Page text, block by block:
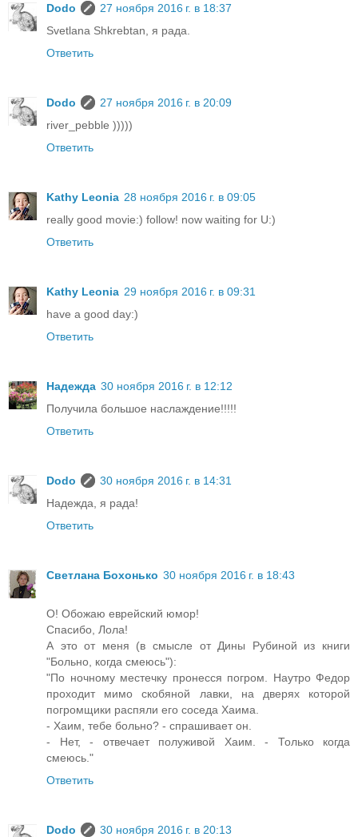
Dodo
27 ноября 2016 г. в 18:37
Svetlana Shkrebtan, я рада.
Ответить
Dodo
27 ноября 2016 г. в 20:09
river_pebble )))))
Ответить
Kathy Leonia 28 ноября 2016 г. в 09:05
really good movie:) follow! now waiting for U:)
Ответить
Kathy Leonia 29 ноября 2016 г. в 09:31
have a good day:)
Ответить
Надежда 30 ноября 2016 г. в 12:12
Получила большое наслаждение!!!!!
Ответить
Dodo
30 ноября 2016 г. в 14:31
Надежда, я рада!
Ответить
Светлана Бохонько 30 ноября 2016 г. в 18:43
О! Обожаю еврейский юмор!
Спасибо, Лола!
А это от меня (в смысле от Дины Рубиной из книги
"Больно, когда смеюсь"):
"По ночному местечку пронесся погром. Наутро Федор
проходит мимо скобяной лавки, на дверях которой
погромщики распяли его соседа Хаима.
- Хаим, тебе больно? - спрашивает он.
- Нет, - отвечает полуживой Хаим. - Только когда
смеюсь."
Ответить
Dodo
30 ноября 2016 г. в 20:13